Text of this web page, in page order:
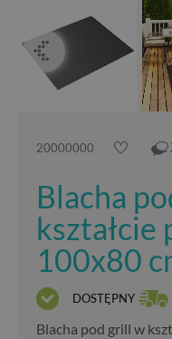
20000000
Blacha
kształcie
100x80
DOSTĘPNY
Blacha pod grill w